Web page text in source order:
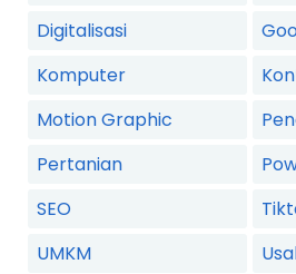
Digitalisasi
Komputer
Motion Graphic
Pertanian
SEO
UMKM